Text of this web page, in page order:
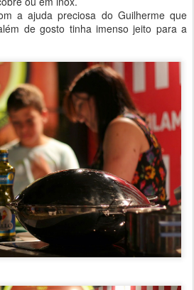
a ajuda preciosa do Guilherme que
de gosto tinha imenso jeito para a